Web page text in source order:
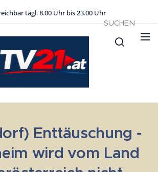
tägl. 8.00 Uhr bis 23.00 Uhr
SUCHEN
Enttäuschung -
wird vom Land